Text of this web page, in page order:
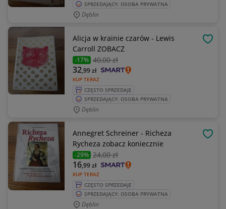
SPRZEDAJĄCY: OSOBA PRYWATNA
Dęblin
Alicja w krainie czarów - Lewis
Carroll ZOBACZ
-17% 40,00 zł
KUP TERAZ
32,99zł
CZĘSTO SPRZEDAJE
SPRZEDAJĄCY: OSOBA PRYWATNA
Dęblin
Annegret Schreiner - Richeza
Rycheza zobacz koniecznie
-29% 24,00 zł
KUP TERAZ
16,99zł
CZĘSTO SPRZEDAJE
SPRZEDAJĄCY: OSOBA PRYWATNA
Dęblin